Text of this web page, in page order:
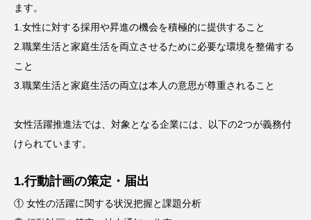
ます。
1.女性に対する採用や昇進の機会を積極的に提供すること
2.職業生活と家庭生活を両立させるために必要な環境を整備する
こと
3.職業生活と家庭生活の両立は本人の意思が尊重されること
女性活躍推進法では、対象となる企業には、以下の2つが義務付
けられています。
1.行動計画の策定・届出
① 女性の活躍に関する状況把握と課題分析